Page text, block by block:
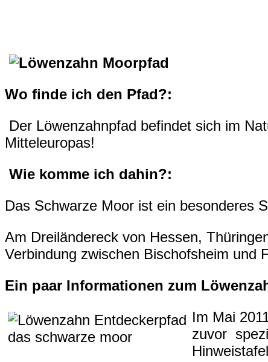
Wo finde ich den Pfad?:
Der Löwenzahnpfad befindet sich im
Mitteleuropas!
Wie komme ich dahin?:
Das Schwarze Moor ist ein besonderes
Am Dreiländereck von Hessen,
Verbindung zwischen Bischofsheim und
Ein paar Informationen zum
Im Mai
zuvor